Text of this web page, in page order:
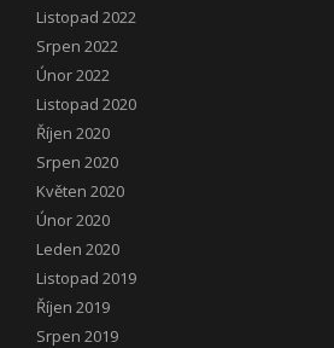
Listopad 2022
Srpen 2022
Únor 2022
Listopad 2020
Říjen 2020
Srpen 2020
Květen 2020
Únor 2020
Leden 2020
Listopad 2019
Říjen 2019
Srpen 2019